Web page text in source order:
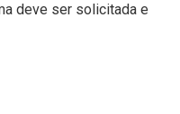
deve ser solicitada e